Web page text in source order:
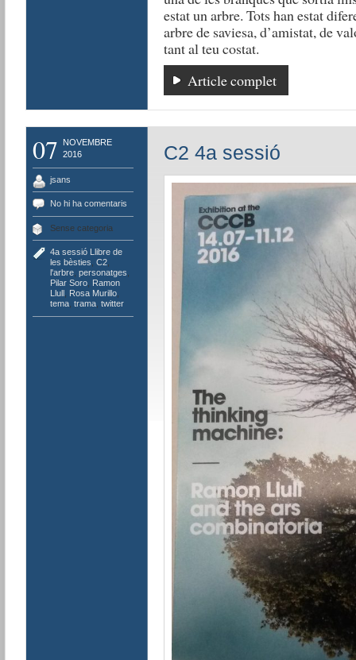
estat un arbre. Tots han estat
arbre de saviesa, d’amistat, de
tant al teu costat.
Article complet
07
NOVEMBRE
2016
jsans
No hi ha comentaris
Sense categoria
4a sessió Llibre de
les bèsties, C2,
l'arbre, personatges,
Pilar Soro, Ramon
Llull , Rosa Murillo,
tema, trama, twitter
C2 4a sessió